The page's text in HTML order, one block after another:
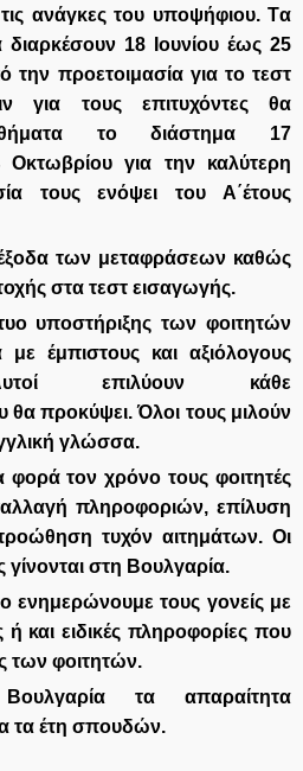
ανάγκες του υποψήφιου. Tα
18 Ιουνίου έως 25
προετοιμασία για το τεστ
για τους επιτυχόντες θα
το διάστημα 17
για την καλύτερη
τους ενόψει του Α΄έτους
των μεταφράσεων καθώς
στα τεστ εισαγωγής.
υποστήριξης των φοιτητών
έμπιστους και αξιόλογους
επιλύουν κάθε
προκύψει. Όλοι τους μιλούν
γλώσσα.
φορά τον χρόνο τους φοιτητές
πληροφοριών, επίλυση
τυχόν αιτημάτων. Οι
γίνονται στη Βουλγαρία.
ενημερώνουμε τους γονείς με
ή και ειδικές πληροφορίες που
των φοιτητών.
τα απαραίτητα
τα έτη σπουδών.